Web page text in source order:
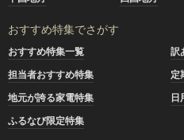
おすすめ特集でさがす
おすすめ特集一覧
訳
担当者おすすめ特集
定
地元が誇る家電特集
日
ふるなび限定特集